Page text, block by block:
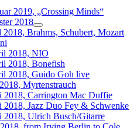
2019, „Crossing Minds“
2018
Brahms, Schubert, Mozart
2018, NIO
2018, Bonefish
2018, Guido Goh live
Myrtenstrauch
2018, Carrington Mac Duffie
2018, Jazz Duo Fey & Schwenke
2018, Ulrich Busch/Gitarre